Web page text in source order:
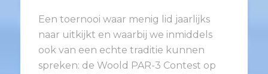
Een toernooi waar menig lid jaarlijks
naar uitkijkt en waarbij we inmiddels
ook van een echte traditie kunnen
spreken: de Woold PAR-3 Contest op